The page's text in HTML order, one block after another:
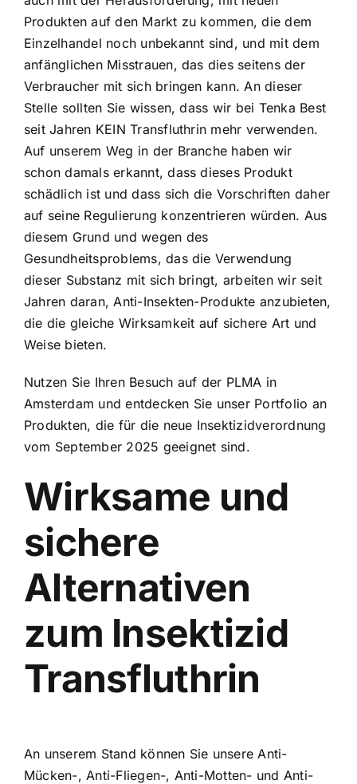
Produkten auf den Markt zu kommen, die dem
Einzelhandel noch unbekannt sind, und mit dem
anfänglichen Misstrauen, das dies seitens der
Verbraucher mit sich bringen kann. An dieser
Stelle sollten Sie wissen, dass wir bei Tenka Best
seit Jahren KEIN Transfluthrin mehr verwenden.
Auf unserem Weg in der Branche haben wir
schon damals erkannt, dass dieses Produkt
schädlich ist und dass sich die Vorschriften daher
auf seine Regulierung konzentrieren würden. Aus
diesem Grund und wegen des
Gesundheitsproblems, das die Verwendung
dieser Substanz mit sich bringt, arbeiten wir seit
Jahren daran, Anti-Insekten-Produkte anzubieten,
die die gleiche Wirksamkeit auf sichere Art und
Weise bieten.
Nutzen Sie Ihren Besuch auf der PLMA in
Amsterdam und entdecken Sie unser Portfolio an
Produkten, die für die neue Insektizidverordnung
vom September 2025 geeignet sind.
Wirksame und
sichere
Alternativen
zum Insektizid
Transfluthrin
An unserem Stand können Sie unsere Anti-
Mücken-, Anti-Fliegen-, Anti-Motten- und Anti-